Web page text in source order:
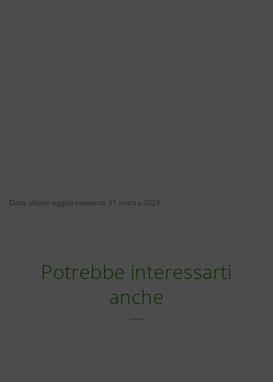
Data ultimo aggiornamento 31 marzo 2026
Potrebbe interessarti
anche